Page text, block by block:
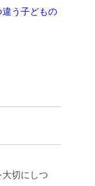
違う子どもの
切にしつ